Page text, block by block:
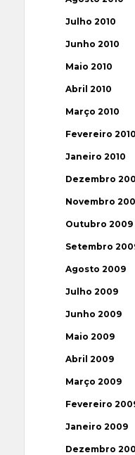
Julho 2010
Junho 2010
Maio 2010
Abril 2010
Março 2010
Fevereiro 2010
Janeiro 2010
Dezembro
Novembro
Outubro 2009
Setembro
Agosto 2009
Julho 2009
Junho 2009
Maio 2009
Abril 2009
Março 2009
Fevereiro
Janeiro 2009
Dezembro